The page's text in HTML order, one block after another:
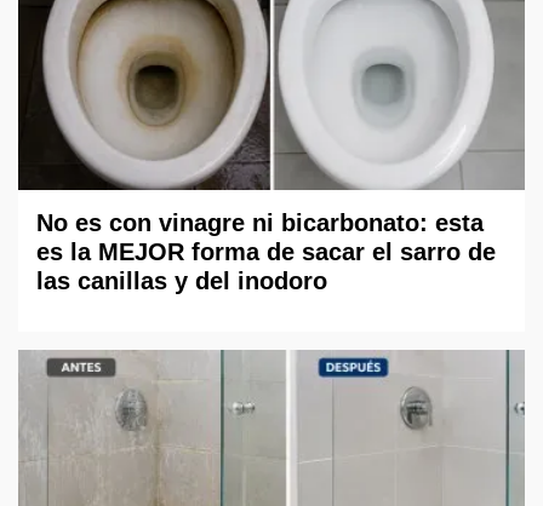
No es con vinagre ni bicarbonato: esta
es la MEJOR forma de sacar el sarro de
las canillas y del inodoro